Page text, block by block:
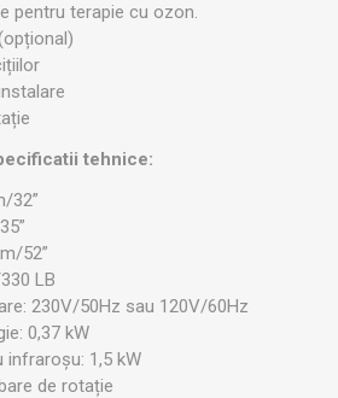
pentru terapie cu ozon.
tehnice:
32”
52”
LB
230V/50Hz sau 120V/60Hz
0,37 kW
1,5 kW
de rotație